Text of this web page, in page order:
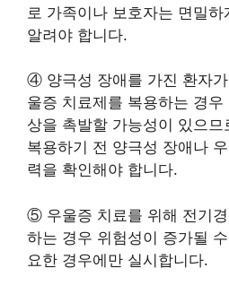
로 가족이나 보호자는 면밀
알려야 합니다.
④ 양극성 장애를 가진 환자
울증 치료제를 복용하는 경
상을 촉발할 가능성이 있으
복용하기 전 양극성 장애나
력을 확인해야 합니다.
⑤ 우울증 치료를 위해 전기
하는 경우 위험성이 증가될
요한 경우에만 실시합니다.